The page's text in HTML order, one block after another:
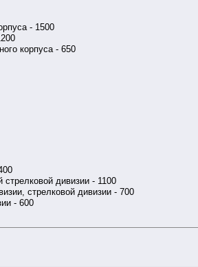
- 1500
корпуса - 650
стрелковой дивизии - 1100
стрелковой дивизии - 700
- 600